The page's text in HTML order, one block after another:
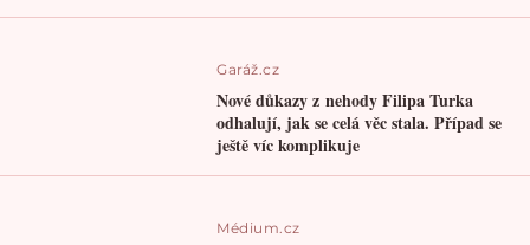
Garáž.cz
Nové důkazy z nehody Filipa Turka
odhalují, jak se celá věc stala. Případ se
ještě víc komplikuje
Médium.cz